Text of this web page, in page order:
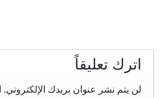
اترك تعليقاً
لن يتم نشر عنوان بريدك الإلكتروني.